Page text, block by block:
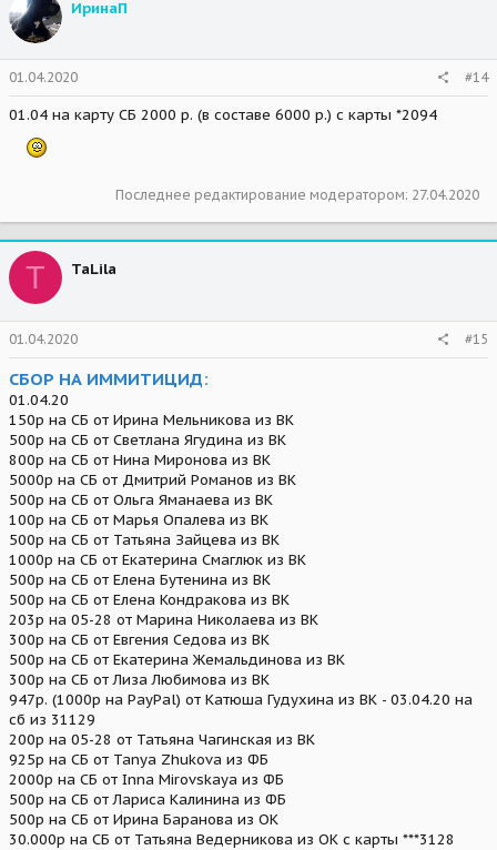
ИринаП
01.04.2020 #14
01.04 на карту СБ 2000 р. (в составе 6000 р.) с карты *2094
Последнее редактирование модератором: 27.04.2020
T TaLila
01.04.2020 #15
СБОР НА ИММИТИЦИД:
01.04.20
150р на СБ от Ирина Мельникова из ВК
500р на СБ от Светлана Ягудина из ВК
800р на СБ от Нина Миронова из ВК
5000р на СБ от Дмитрий Романов из ВК
500р на СБ от Ольга Яманаева из ВК
100р на СБ от Марья Опалева из ВК
500р на СБ от Татьяна Зайцева из ВК
1000р на СБ от Екатерина Смаглюк из ВК
500р на СБ от Елена Бутенина из ВК
500р на СБ от Елена Кондракова из ВК
203р на 05-28 от Марина Николаева из ВК
300р на СБ от Евгения Седова из ВК
500р на СБ от Екатерина Жемальдинова из ВК
300р на СБ от Лиза Любимова из ВК
947р. (1000р на PayPal) от Катюша Гудухина из ВК - 03.04.20 на
сб из 31129
200р на 05-28 от Татьяна Чагинская из ВК
925р на СБ от Tanya Zhukova из ФБ
2000р на СБ от Inna Mirovskaya из ФБ
500р на СБ от Лариса Калинина из ФБ
500р на СБ от Ирина Баранова из ОК
30.000р на СБ от Татьяна Ведерникова из ОК с карты ***3128